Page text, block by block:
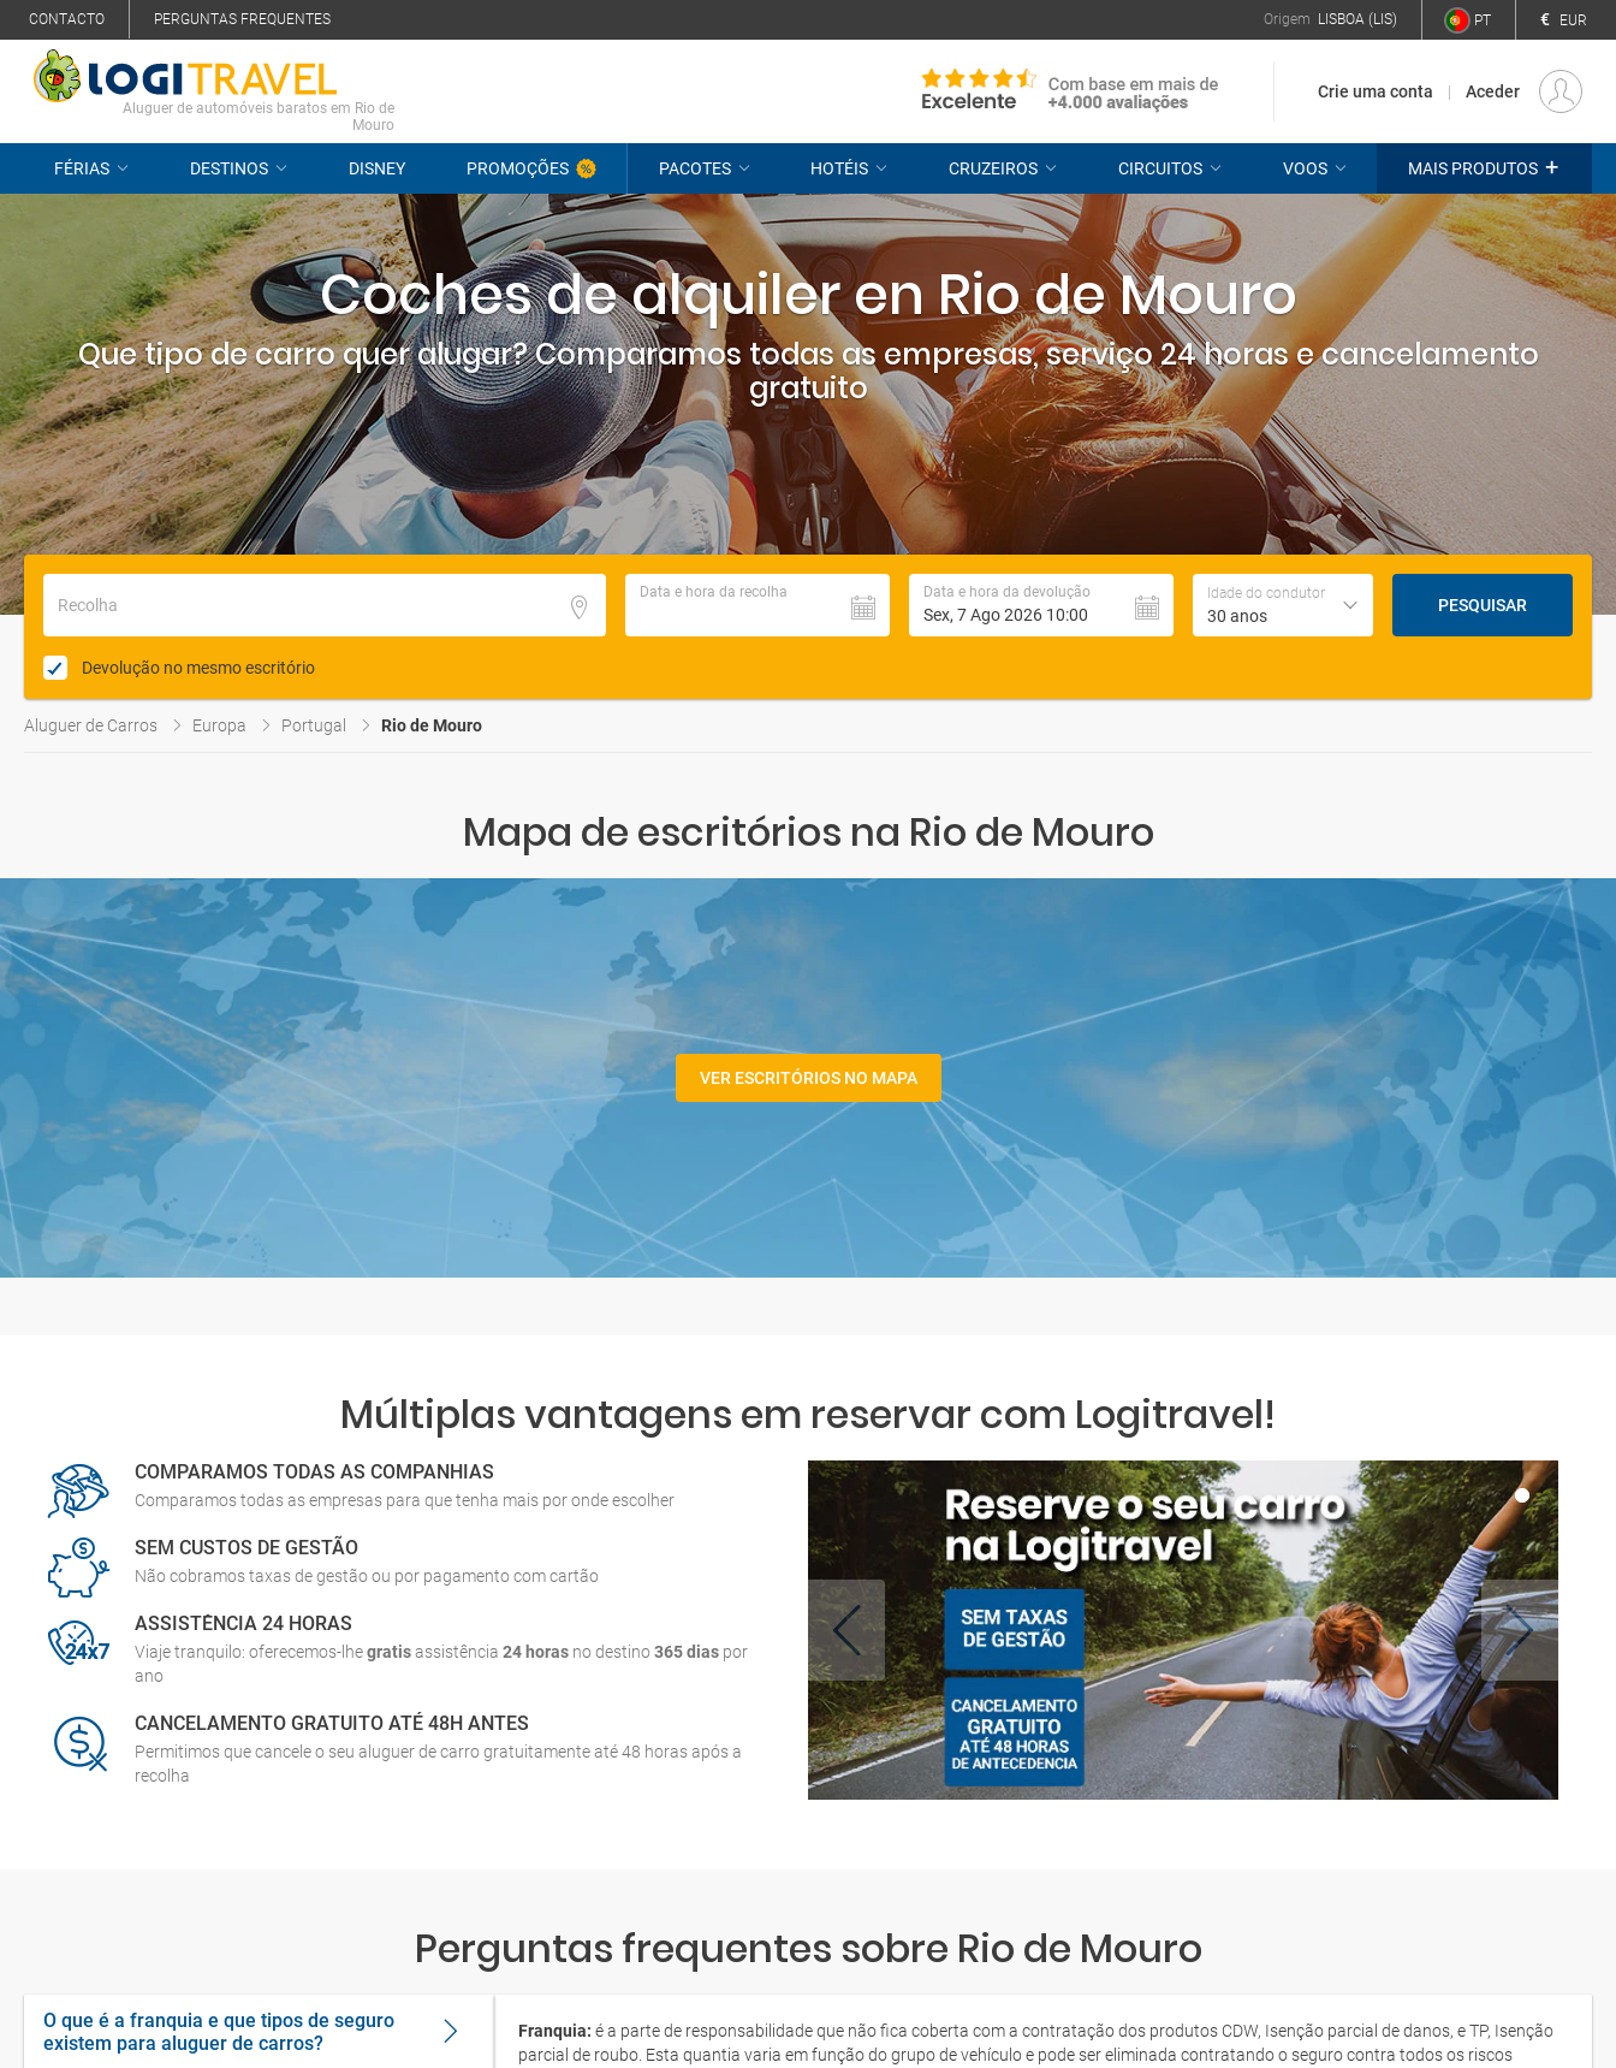
CONTACTO PERGUNTAS FREQUENTES Origem LISBOA (LIS) PT € EUR
Aluguer de automóveis baratos em Rio de
Mouro
Crie uma conta Aceder
FÉRIAS DESTINOS DISNEY PROMOÇÕES PACOTES HOTÉIS CRUZEIROS CIRCUITOS VOOS MAIS PRODUTOS +
Coches de alquiler en Rio de Mouro
Que tipo de carro quer alugar? Comparamos todas as empresas, serviço 24 horas e cancelamento
gratuito
Recolha
Data e hora da recolha Data e hora da devolução Idade do condutor
30 anos
PESQUISAR
Devolução no mesmo escritório
Aluguer de Carros Europa Portugal Rio de Mouro
Mapa de escritórios na Rio de Mouro
VER ESCRITÓRIOS NO MAPA
Múltiplas vantagens em reservar com Logitravel!
COMPARAMOS TODAS AS COMPANHIAS
Comparamos todas as empresas para que tenha mais por onde escolher
SEM CUSTOS DE GESTÃO
Não cobramos taxas de gestão ou por pagamento com cartão
ASSISTÊNCIA 24 HORAS
Viaje tranquilo: oferecemos-lhegratisassistência 24 horas no destino365 dias por
ano
CANCELAMENTO GRATUITO ATÉ 48H ANTES
Permitimos que cancele o seu aluguer de carro gratuitamente até 48 horas após a
recolha
Perguntas frequentes sobre Rio de Mouro
O que é a franquia e que tipos de seguro
existem para aluguer de carros?
Franquia:é a parte de responsabilidade que não fica coberta com a contratação dos produtos CDW, Isenção parcial de danos, e TP, Isenção
parcial de roubo. Esta quantia varia em função do grupo de vehículo e pode ser eliminada contratando o seguro contra todos os riscos